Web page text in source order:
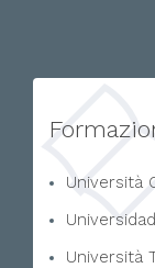
Università
Università